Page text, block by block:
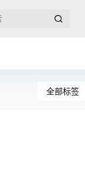
全部标签